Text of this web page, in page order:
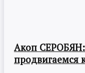
Акоп
продвигаемся